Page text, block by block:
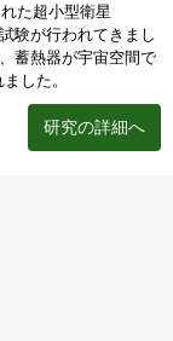
た超小型衛星
験が行われてきまし
蓄熱器が宇宙空間で
した。
研究の詳細へ